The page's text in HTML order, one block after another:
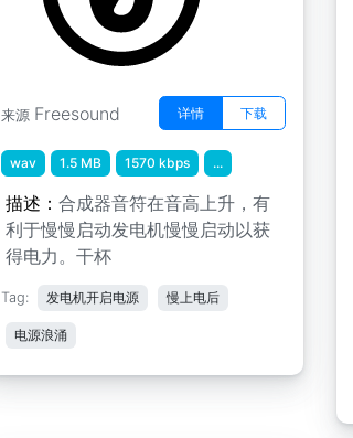
来源 Freesound 详情 下载
wav 1.5 MB 1570 kbps ...
描述： 合成器音符在音高上升，有
利于慢慢启动发电机慢慢启动以获
得电力。干杯
Tag: 发电机开启电源 慢上电后
电源浪涌